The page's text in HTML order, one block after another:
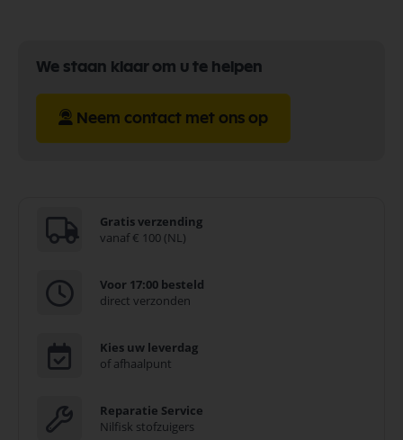
We staan klaar om u te helpen
Neem contact met ons op
Gratis verzending
vanaf € 100 (NL)
Voor 17:00 besteld
direct verzonden
Kies uw leverdag
of afhaalpunt
Reparatie Service
Nilfisk stofzuigers